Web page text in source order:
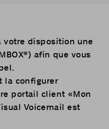
votre disposition une
afin que vous
la configurer
portail client «Mon
Voicemail est